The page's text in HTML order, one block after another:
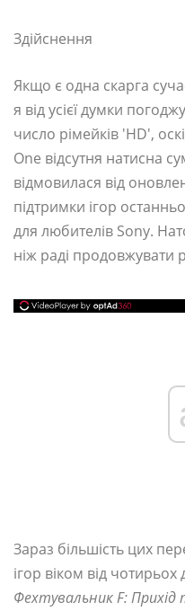
Здійснення
Якщо є одна скарга
я від усієї думки
число рімейків 'HD',
One відсутня натисна
відмовилася від
підтримки ігор
для любителів Sony.
ніж раді продовжувати
Зараз більшість цих
ігор віком від чотирьох
Фехтувальник F: Прихід